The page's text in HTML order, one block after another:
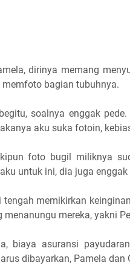
dirinya memang
memfoto bagian tubuhnya.
soalnya enggak
aku suka fotoin,
foto bugil miliknya
untuk ini, dia juga
tengah memikirkan
menanungu mereka, yakni
biaya asuransi
dibayarkan, Pamela